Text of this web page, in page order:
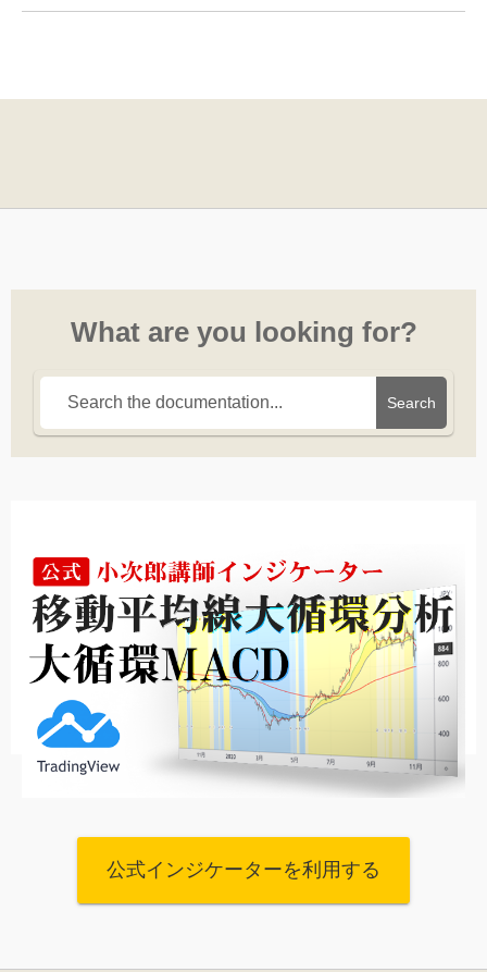
What are you looking for?
Search
公式インジケーターを利用する